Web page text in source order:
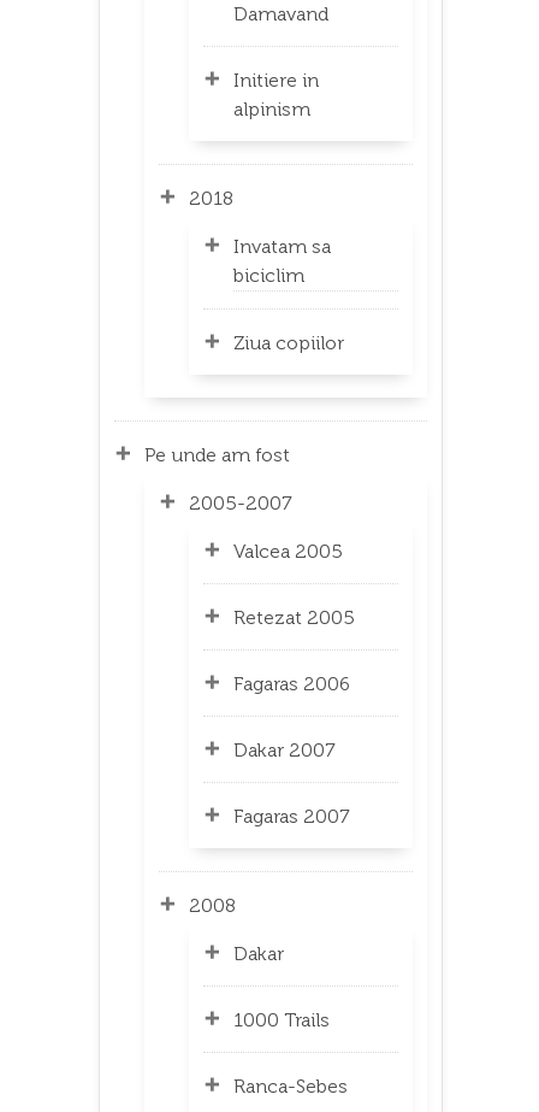
Damavand
Initiere in
alpinism
2018
Invatam sa
biciclim
Ziua copiilor
Pe unde am fost
2005-2007
Valcea 2005
Retezat 2005
Fagaras 2006
Dakar 2007
Fagaras 2007
2008
Dakar
1000 Trails
Ranca-Sebes